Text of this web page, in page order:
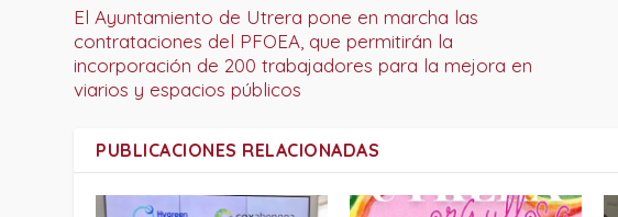
El Ayuntamiento de Utrera pone en marcha las
contrataciones del PFOEA, que permitirán la
incorporación de 200 trabajadores para la mejora en
viarios y espacios públicos
PUBLICACIONES RELACIONADAS